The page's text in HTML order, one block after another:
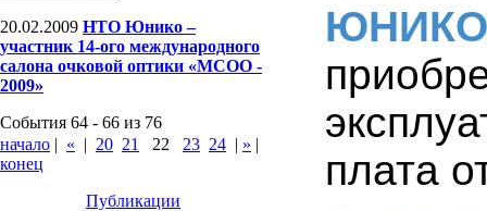
20.02.2009 НТО Юнико –
участник 14-ого международного
салона очковой оптики «МСОО -
2009»
События 64 - 66 из 76
начало | « | 20 21 22 23 24 | » |
конец
Публикации
ЮНИКО
плата